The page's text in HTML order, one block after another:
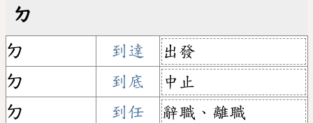
ㄉ
ㄉ 到達
出發
ㄉ
到底
中止
ㄉ
到任
辭職、離職